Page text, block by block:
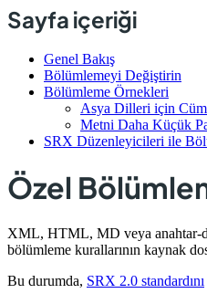
Sayfa içeriği
Genel Bakış
Bölümlemeyi Değiştirin
Bölümleme Örnekleri
Asya Dilleri için
Metni Daha Küçük
SRX Düzenleyicileri ile
Özel
XML, HTML, MD veya anahtar-
bölümleme kurallarının kaynak
Bu durumda, SRX 2.0 standardını